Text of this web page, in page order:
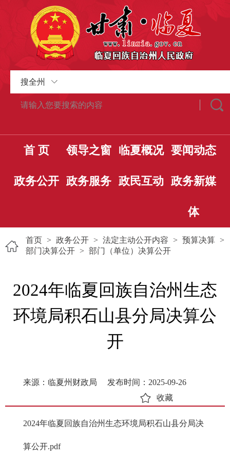
搜全州
首 页 领导之窗 临夏概况 要闻动态
政务公开 政务服务 政民互动 政务新媒
体
首页 > 政务公开 > 法定主动公开内容 > 预算决算 >
部门决算公开 > 部门（单位）决算公开
2024年临夏回族自治州生态
环境局积石山县分局决算公
开
来源：临夏州财政局
发布时间：2025-09-26
收藏
2024年临夏回族自治州生态环境局积石山县分局决
算公开.pdf